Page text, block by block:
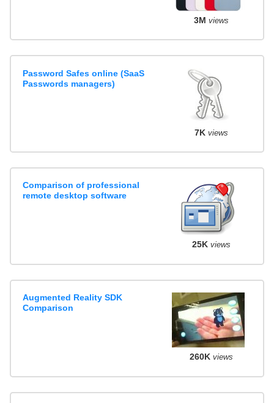
3M views
Password Safes online (SaaS
Passwords managers)
7K views
Comparison of professional
remote desktop software
25K views
Augmented Reality SDK
Comparison
260K views